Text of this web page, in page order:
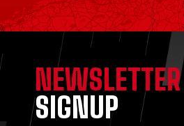
NEWSLETTER
SIGNUP